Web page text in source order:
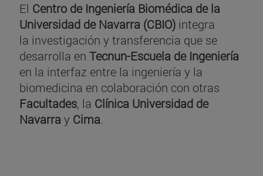
El Centro de Ingeniería Biomédica de la
Universidad de Navarra (CBIO) integra
la investigación y transferencia que se
desarrolla en Tecnun-Escuela de Ingeniería
en la interfaz entre la ingeniería y la
biomedicina en colaboración con otras
Facultades, la Clínica Universidad de
Navarra y Cima.